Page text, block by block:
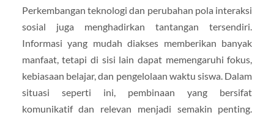
Perkembangan teknologi dan perubahan pola interaksi
sosial juga menghadirkan tantangan tersendiri.
Informasi yang mudah diakses memberikan banyak
manfaat, tetapi di sisi lain dapat memengaruhi fokus,
kebiasaan belajar, dan pengelolaan waktu siswa. Dalam
situasi seperti ini, pembinaan yang bersifat
komunikatif dan relevan menjadi semakin penting.